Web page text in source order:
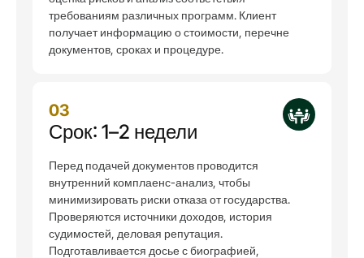
требованиям различных программ. Клиент
получает информацию о стоимости, перечне
документов, сроках и процедуре.
03
Срок: 1–2 недели
Перед подачей документов проводится
внутренний комплаенс-анализ, чтобы
минимизировать риски отказа от государства.
Проверяются источники доходов, история
судимостей, деловая репутация.
Подготавливается досье с биографией,